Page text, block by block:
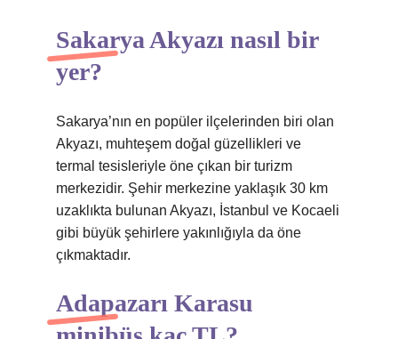
Sakarya Akyazı nasıl bir
yer?
Sakarya’nın en popüler ilçelerinden biri olan
Akyazı, muhteşem doğal güzellikleri ve
termal tesisleriyle öne çıkan bir turizm
merkezidir. Şehir merkezine yaklaşık 30 km
uzaklıkta bulunan Akyazı, İstanbul ve Kocaeli
gibi büyük şehirlere yakınlığıyla da öne
çıkmaktadır.
Adapazarı Karasu